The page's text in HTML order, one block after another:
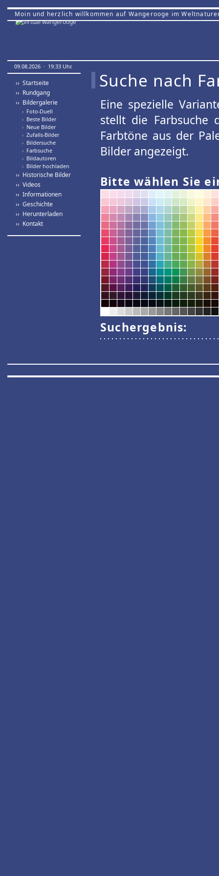
Moin und herzlich willkommen auf Wangerooge im
09.08.2026 · 19:33 Uhr.
›› Startseite
›› Rundgang
›› Bildergalerie
› Foto-Duell
› Beste Bilder
› Neue Bilder
› Zufalls-Bilder
› Bildersuche
› Farbsuche
› Bildautoren
› Bilder hochladen
›› Historische Bilder
›› Videos
›› Informationen
›› Geschichte
›› Herunterladen
›› Kontakt
Suche nach
Eine spezielle
stellt die Farbsuche
Farbtöne aus der
Bilder angezeigt.
Bitte wählen Sie
Suchergebnis: